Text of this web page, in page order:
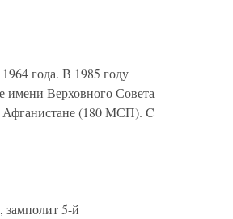
года. В 1985 году
имени Верховного Совета
Афганистане (180 МСП). C
замполит 5-й